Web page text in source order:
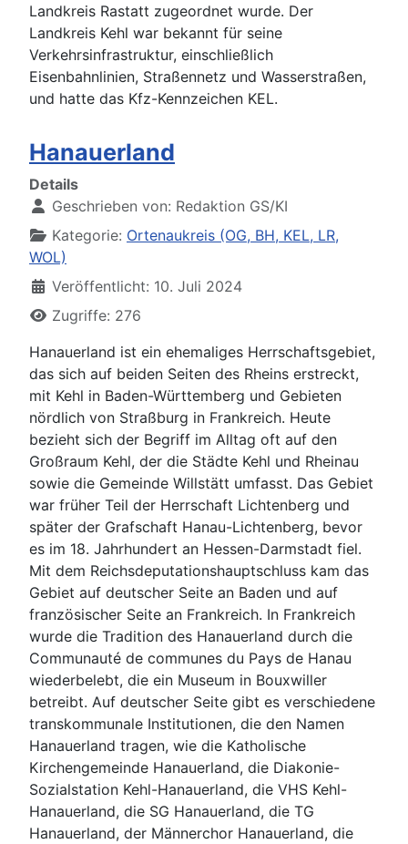
Landkreis Rastatt zugeordnet wurde. Der
Landkreis Kehl war bekannt für seine
Verkehrsinfrastruktur, einschließlich
Eisenbahnlinien, Straßennetz und Wasserstraßen,
und hatte das Kfz-Kennzeichen KEL.
Hanauerland
Details
Geschrieben von: Redaktion GS/KI
Kategorie: Ortenaukreis (OG, BH, KEL, LR,
WOL)
Veröffentlicht: 10. Juli 2024
Zugriffe: 276
Hanauerland ist ein ehemaliges Herrschaftsgebiet,
das sich auf beiden Seiten des Rheins erstreckt,
mit Kehl in Baden-Württemberg und Gebieten
nördlich von Straßburg in Frankreich. Heute
bezieht sich der Begriff im Alltag oft auf den
Großraum Kehl, der die Städte Kehl und Rheinau
sowie die Gemeinde Willstätt umfasst. Das Gebiet
war früher Teil der Herrschaft Lichtenberg und
später der Grafschaft Hanau-Lichtenberg, bevor
es im 18. Jahrhundert an Hessen-Darmstadt fiel.
Mit dem Reichsdeputationshauptschluss kam das
Gebiet auf deutscher Seite an Baden und auf
französischer Seite an Frankreich. In Frankreich
wurde die Tradition des Hanauerland durch die
Communauté de communes du Pays de Hanau
wiederbelebt, die ein Museum in Bouxwiller
betreibt. Auf deutscher Seite gibt es verschiedene
transkommunale Institutionen, die den Namen
Hanauerland tragen, wie die Katholische
Kirchengemeinde Hanauerland, die Diakonie-
Sozialstation Kehl-Hanauerland, die VHS Kehl-
Hanauerland, die SG Hanauerland, die TG
Hanauerland, der Männerchor Hanauerland, die